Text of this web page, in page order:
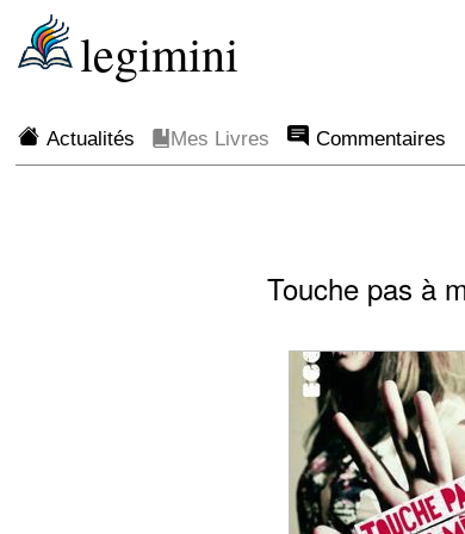
legimini
Actualités Mes Livres Commentaires
Touche pas à